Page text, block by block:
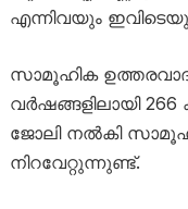
എന്നിവയും
സാമൂഹിക
വർഷങ്ങളിലായി
ജോലി നൽകി
നിറവേറ്റുന്നുണ്ട്.